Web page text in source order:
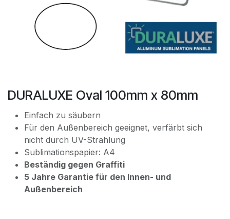
DURALUXE Oval 100mm x 80mm
Einfach zu säubern
Für den Außenbereich geeignet, verfärbt sich
nicht durch UV-Strahlung
Sublimationspapier: A4
Beständig gegen Graffiti
5 Jahre Garantie für den Innen- und
Außenbereich